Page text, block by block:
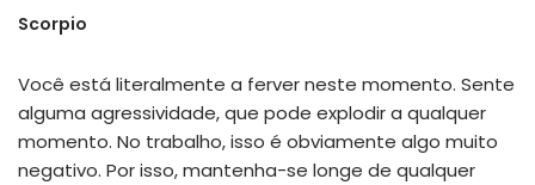
Scorpio
Você está literalmente a ferver neste momento. Sente
alguma agressividade, que pode explodir a qualquer
momento. No trabalho, isso é obviamente algo muito
negativo. Por isso, mantenha-se longe de qualquer